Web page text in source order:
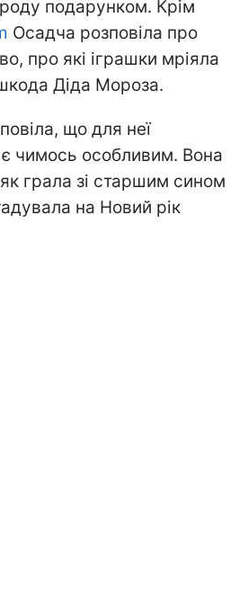
подарунком. Крім
Осадча розповіла про
про які іграшки мріяла
Діда Мороза.
що для неї
чимось особливим. Вона
грала зі старшим сином
на Новий рік